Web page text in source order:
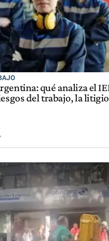
qué analiza el
del trabajo, la